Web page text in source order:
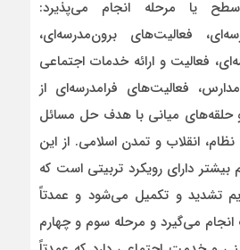
یا مرحله انجام می‌پذیرد:
فعالیت‌های برون‌مدرسه‌ای،
فعالیت و ارائه خدمات اجتماعی
فعالیت‌های فرامدرسه‌ای از
حلقه‌های میانی با هدف حل مسائل
انقلاب و تمدن اسلامی. از این
بیشتر دارای رویکرد تربیتی است که
تشدید و تکمیل می‌شود و عمدتاً
می‌گیرد و مرحله سوم و چهارم